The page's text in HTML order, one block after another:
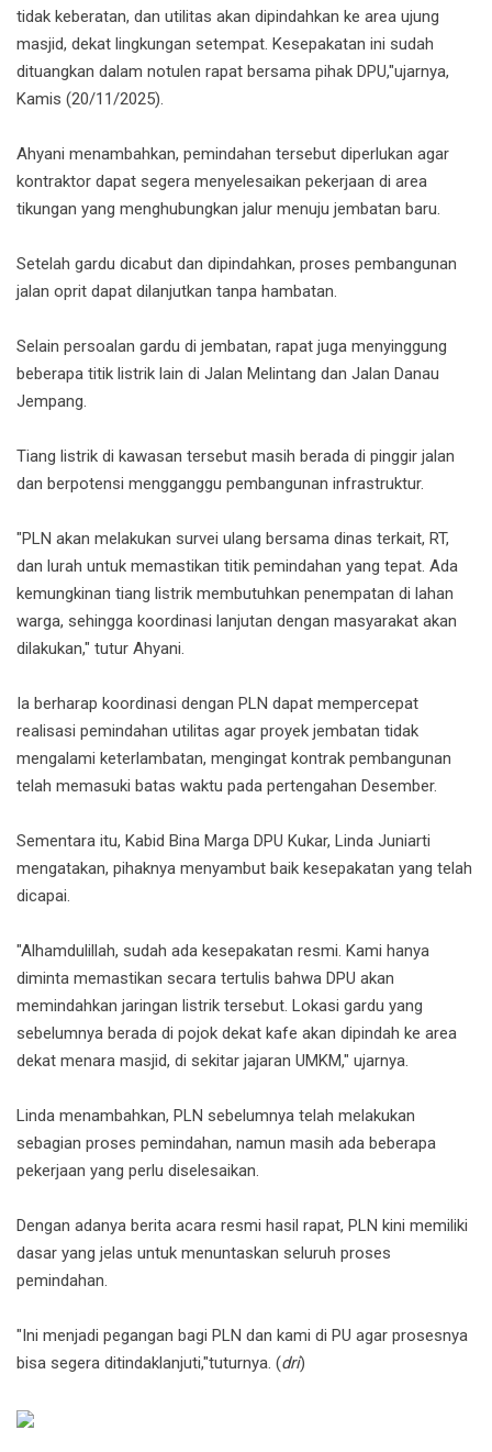
tidak keberatan, dan utilitas akan dipindahkan ke area ujung
masjid, dekat lingkungan setempat. Kesepakatan ini sudah
dituangkan dalam notulen rapat bersama pihak DPU,"ujarnya,
Kamis (20/11/2025).
Ahyani menambahkan, pemindahan tersebut diperlukan agar
kontraktor dapat segera menyelesaikan pekerjaan di area
tikungan yang menghubungkan jalur menuju jembatan baru.
Setelah gardu dicabut dan dipindahkan, proses pembangunan
jalan oprit dapat dilanjutkan tanpa hambatan.
Selain persoalan gardu di jembatan, rapat juga menyinggung
beberapa titik listrik lain di Jalan Melintang dan Jalan Danau
Jempang.
Tiang listrik di kawasan tersebut masih berada di pinggir jalan
dan berpotensi mengganggu pembangunan infrastruktur.
"PLN akan melakukan survei ulang bersama dinas terkait, RT,
dan lurah untuk memastikan titik pemindahan yang tepat. Ada
kemungkinan tiang listrik membutuhkan penempatan di lahan
warga, sehingga koordinasi lanjutan dengan masyarakat akan
dilakukan," tutur Ahyani.
Ia berharap koordinasi dengan PLN dapat mempercepat
realisasi pemindahan utilitas agar proyek jembatan tidak
mengalami keterlambatan, mengingat kontrak pembangunan
telah memasuki batas waktu pada pertengahan Desember.
Sementara itu, Kabid Bina Marga DPU Kukar, Linda Juniarti
mengatakan, pihaknya menyambut baik kesepakatan yang telah
dicapai.
"Alhamdulillah, sudah ada kesepakatan resmi. Kami hanya
diminta memastikan secara tertulis bahwa DPU akan
memindahkan jaringan listrik tersebut. Lokasi gardu yang
sebelumnya berada di pojok dekat kafe akan dipindah ke area
dekat menara masjid, di sekitar jajaran UMKM," ujarnya.
Linda menambahkan, PLN sebelumnya telah melakukan
sebagian proses pemindahan, namun masih ada beberapa
pekerjaan yang perlu diselesaikan.
Dengan adanya berita acara resmi hasil rapat, PLN kini memiliki
dasar yang jelas untuk menuntaskan seluruh proses
pemindahan.
"Ini menjadi pegangan bagi PLN dan kami di PU agar prosesnya
bisa segera ditindaklanjuti,"tuturnya. (dri)